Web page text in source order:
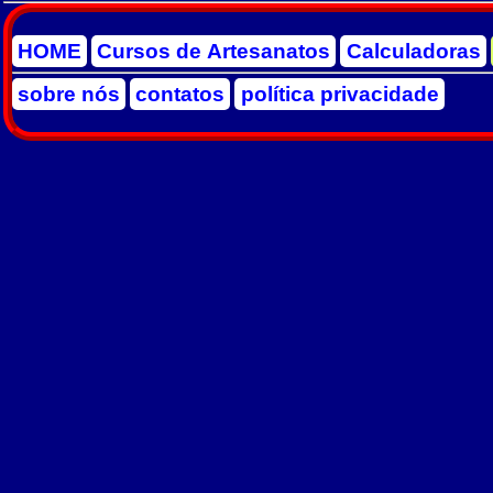
HOME Cursos de Artesanatos Calculadoras
sobre nós
contatos política privacidade